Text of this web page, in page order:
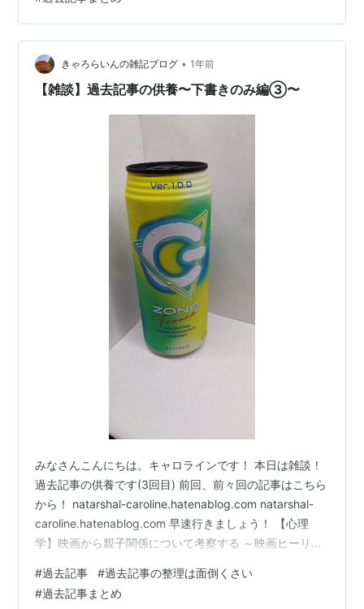
です！ 本日は雑談！ 。。。って、こんな元気なノリで書
ける内容ではないのですが、少し時間がたったので今回
はあえてこのテンションで進行させていただきま
す！！！ 時は2021年7月10日...。 私は大学…
きゃろらいんの雑記ブログ • 1年前
【雑談】過去記事の供養〜下書きのみ編③〜
みなさんこんにちは。キャロラインです！ 本日は雑談！
過去記事の供養です(3回目) 前回、前々回の記事はこちら
から！ natarshal-caroline.hatenablog.com natarshal-
caroline.hatenablog.com 早速行きましょう！ 【心理
学】映画から親子関係について考察する ～映画ヒーリン
大変身！！～ ※本記事では映画の話を基に話を進めてい
くため、随時ネタバレを挟みます。映画を見逃してしま
#過去記事 #過去記事の整理は面倒くさい
#過去記事まとめ